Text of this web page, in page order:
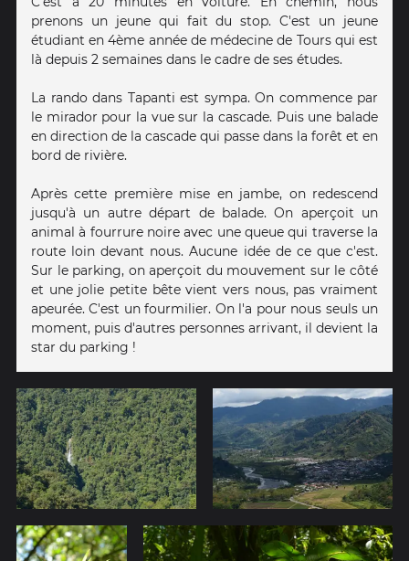
prenons un jeune qui fait du stop. C'est un jeune
étudiant en 4ème année de médecine de Tours qui est
là depuis 2 semaines dans le cadre de ses études.
La rando dans Tapanti est sympa. On commence par
le mirador pour la vue sur la cascade. Puis une balade
en direction de la cascade qui passe dans la forêt et en
bord de rivière.
Après cette première mise en jambe, on redescend
jusqu'à un autre départ de balade. On aperçoit un
animal à fourrure noire avec une queue qui traverse la
route loin devant nous. Aucune idée de ce que c'est.
Sur le parking, on aperçoit du mouvement sur le côté
et une jolie petite bête vient vers nous, pas vraiment
apeurée. C'est un fourmilier. On l'a pour nous seuls un
moment, puis d'autres personnes arrivant, il devient la
star du parking !